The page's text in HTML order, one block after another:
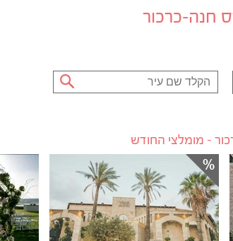
חנה-כרכור
- מומלצי החודש